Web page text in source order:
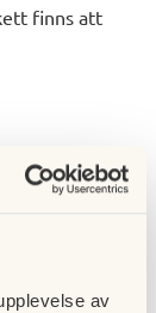
av
finns att